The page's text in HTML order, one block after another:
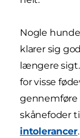
Nogle
klarer sig
længere
for visse
gennemføre
skånefoder
intolerancer